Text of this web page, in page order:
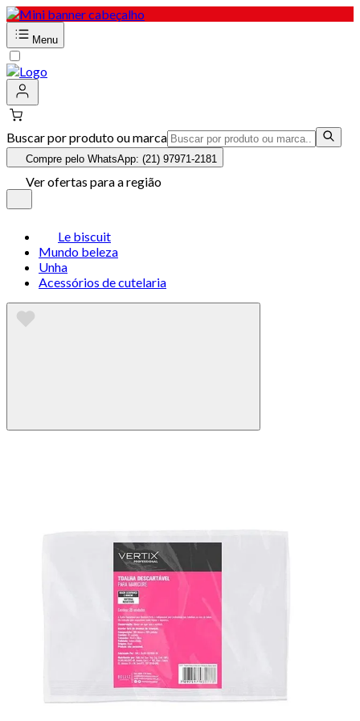
Menu
Buscar por produto ou marca
Compre pelo WhatsApp: (21) 97971-2181
Ver ofertas para a região
Le biscuit
Mundo beleza
Unha
Acessórios de cutelaria